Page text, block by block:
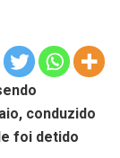
conduzido
foi detido